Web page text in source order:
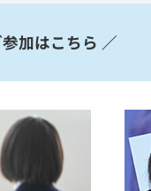
加はこちら ／